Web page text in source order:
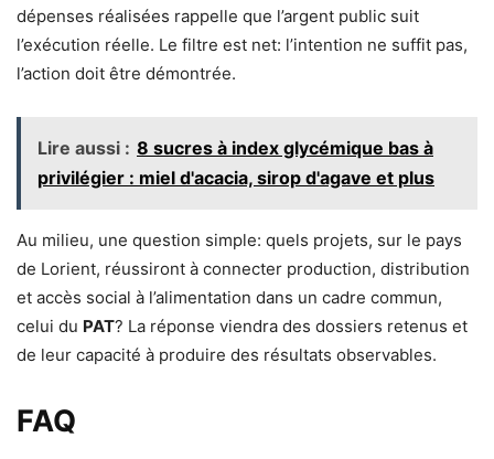
dépenses réalisées rappelle que l’argent public suit
l’exécution réelle. Le filtre est net: l’intention ne suffit pas,
l’action doit être démontrée.
Lire aussi : 8 sucres à index glycémique bas à
privilégier : miel d'acacia, sirop d'agave et plus
Au milieu, une question simple: quels projets, sur le pays
de Lorient, réussiront à connecter production, distribution
et accès social à l’alimentation dans un cadre commun,
celui du PAT? La réponse viendra des dossiers retenus et
de leur capacité à produire des résultats observables.
FAQ